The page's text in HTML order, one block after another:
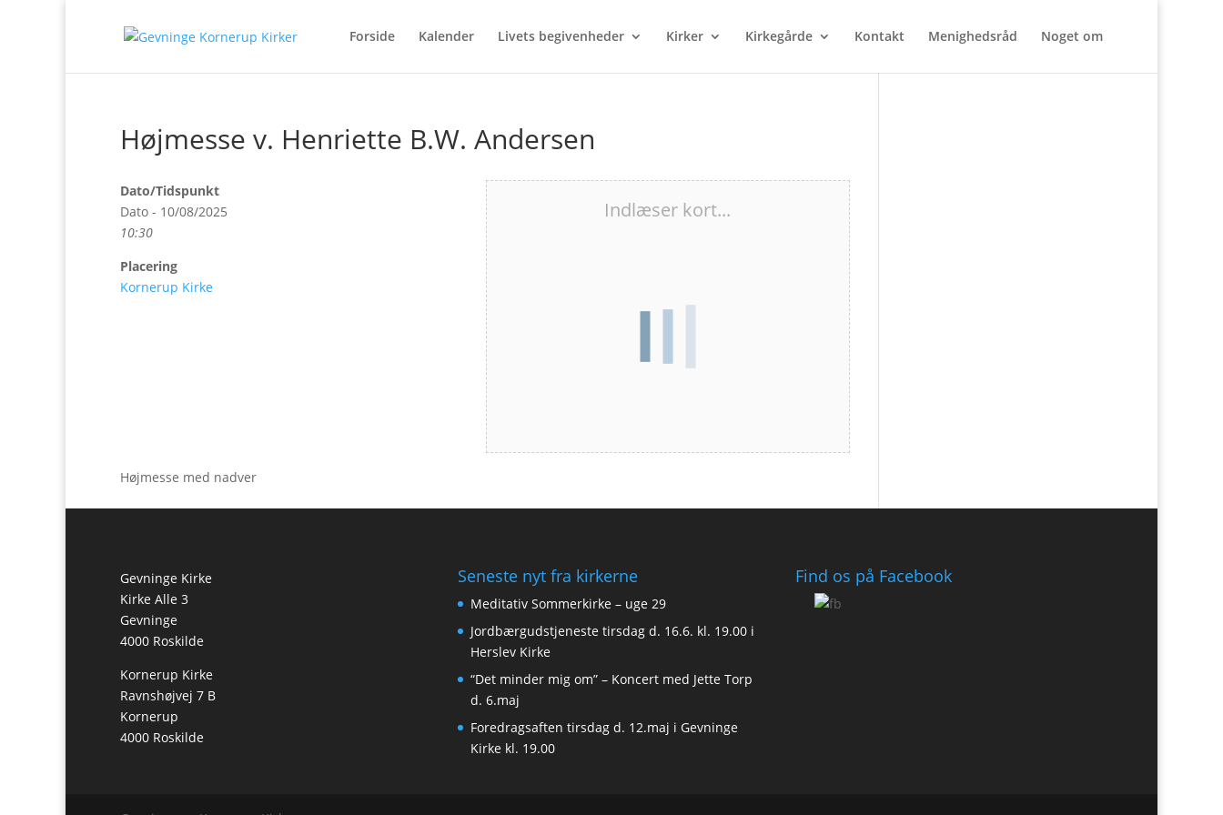
Forside Kalender Livets begivenheder Kirker Kirkegårde Kontakt Menighedsråd Noget om
Højmesse v. Henriette B.W. Andersen
Indlæser kort...
Dato/Tidspunkt
Dato - 10/08/2025
10:30
Placering
Kornerup Kirke
Højmesse med nadver
Gevninge Kirke
Kirke Alle 3
Gevninge
4000 Roskilde
Kornerup Kirke
Ravnshøjvej 7 B
Kornerup
4000 Roskilde
Seneste nyt fra kirkerne
Meditativ Sommerkirke – uge 29
Jordbærgudstjeneste tirsdag d. 16.6. kl. 19.00 i
Herslev Kirke
“Det minder mig om” – Koncert med Jette Torp
d. 6.maj
Foredragsaften tirsdag d. 12.maj i Gevninge
Kirke kl. 19.00
Find os på Facebook